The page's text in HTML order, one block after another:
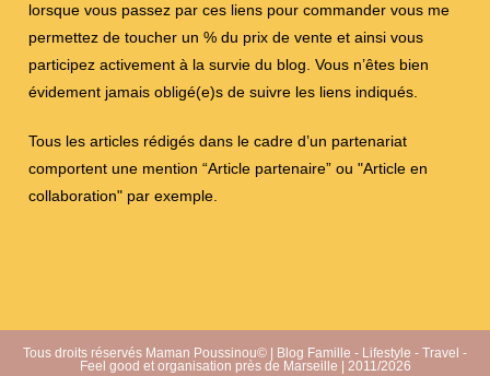
lorsque vous passez par ces liens pour commander vous me
permettez de toucher un % du prix de vente et ainsi vous
participez activement à la survie du blog. Vous n’êtes bien
évidement jamais obligé(e)s de suivre les liens indiqués.
Tous les articles rédigés dans le cadre d’un partenariat
comportent une mention “Article partenaire” ou "Article en
collaboration" par exemple.
Tous droits réservés Maman Poussinou© | Blog Famille - Lifestyle - Travel -
Feel good et organisation près de Marseille | 2011/2026